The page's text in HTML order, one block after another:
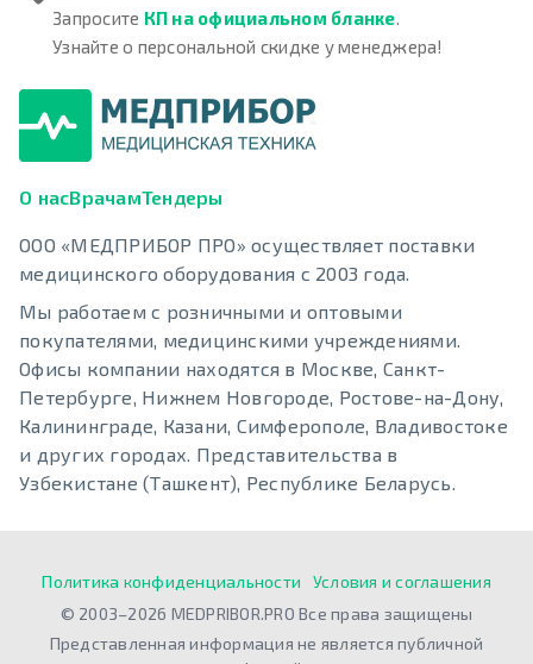
Запросите КП на официальном бланке.
Узнайте о персональной скидке у менеджера!
О насВрачамТендеры
ООО «МЕДПРИБОР ПРО» осуществляет поставки
медицинского оборудования с 2003 года.
Мы работаем с розничными и оптовыми
покупателями, медицинскими учреждениями.
Офисы компании находятся в Москве, Санкт-
Петербурге, Нижнем Новгороде, Ростове-на-Дону,
Калининграде, Казани, Симферополе, Владивостоке
и других городах. Представительства в
Узбекистане (Ташкент), Республике Беларусь.
Политика конфиденциальности
Условия и соглашения
© 2003–2026 MEDPRIBOR.PRO Все права защищены
Представленная информация не является публичной